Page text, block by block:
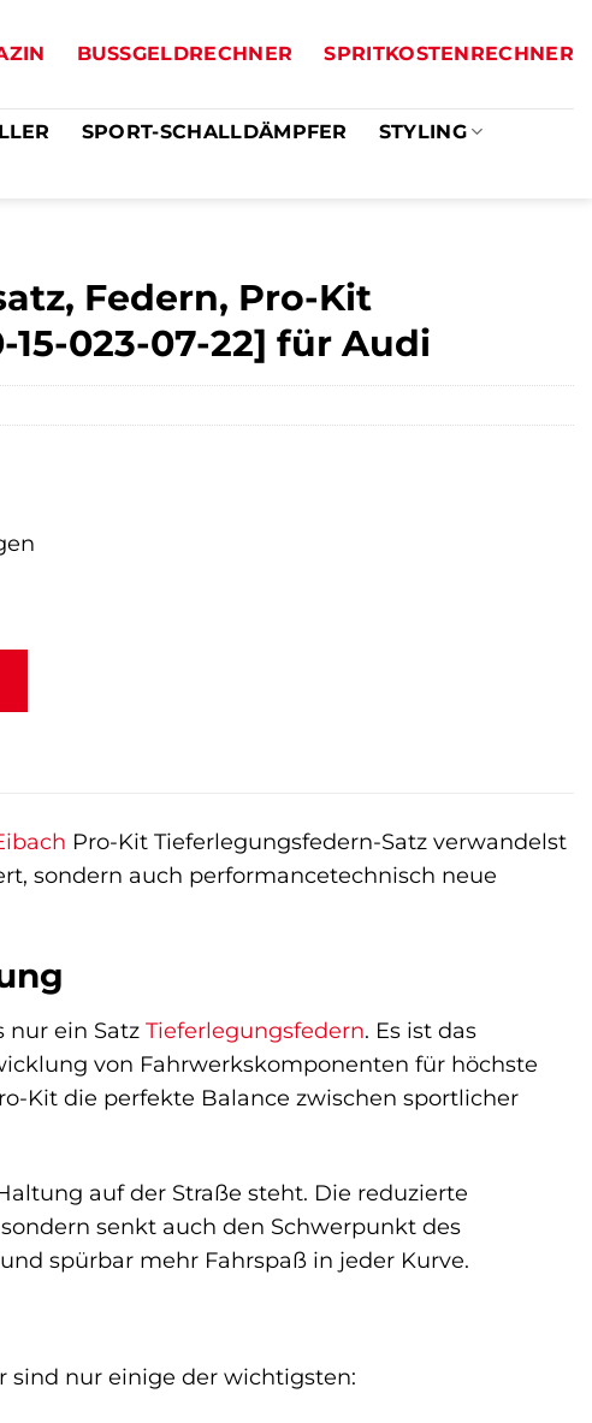
BUSSGELDRECHNER SPRITKOSTENRECHNER
SPORT-SCHALLDÄMPFER
STYLING
Federn, Pro-Kit
15-023-07-22] für Audi
€.
Pro-Kit Tieferlegungsfedern-Satz verwandelst
sondern auch performancetechnisch neue
nur ein Satz Tieferlegungsfedern. Es ist das
von Fahrwerkskomponenten für höchste
Kit die perfekte Balance zwischen sportlicher
auf der Straße steht. Die reduzierte
senkt auch den Schwerpunkt des
spürbar mehr Fahrspaß in jeder Kurve.
sind nur einige der wichtigsten: